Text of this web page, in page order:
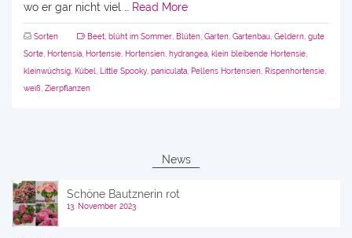
wo er gar nicht viel …
Read More
Sorten Beet blüht im Sommer Blüten Garten Gartenbau Geldern gute
Sorte Hortensia Hortensie Hortensien hydrangea klein bleibende Hortensie
kleinwüchsig Kübel Little Spooky paniculata Pellens Hortensien Rispenhortensie
weiß Zierpflanzen
News
Schöne Bautznerin rot
13. November 2023